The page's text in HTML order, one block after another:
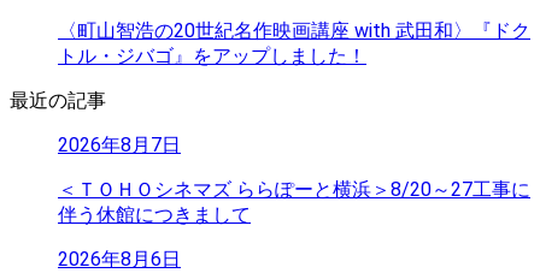
〈町山智浩の20世紀名作映画講座 with 武田和〉『ドク
トル・ジバゴ』をアップしました！
最近の記事
2026年8月7日
＜ＴＯＨＯシネマズ ららぽーと横浜＞8/20～27工事に
伴う休館につきまして
2026年8月6日